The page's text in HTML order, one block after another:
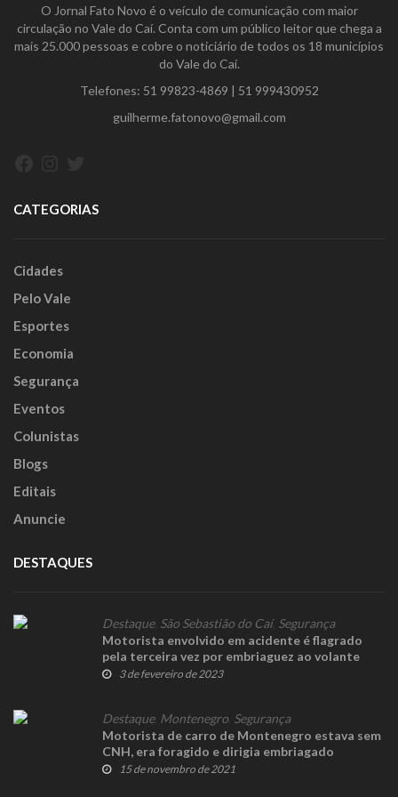
O Jornal Fato Novo é o veículo de comunicação com maior
circulação no Vale do Caí. Conta com um público leitor que chega a
mais 25.000 pessoas e cobre o noticiário de todos os 18 municípios
do Vale do Caí.
Telefones: 51 99823-4869 | 51 999430952
guilherme.fatonovo@gmail.com
CATEGORIAS
Cidades
Pelo Vale
Esportes
Economia
Segurança
Eventos
Colunistas
Blogs
Editais
Anuncie
DESTAQUES
Destaque, São Sebastião do Caí, Segurança
Motorista envolvido em acidente é flagrado
pela terceira vez por embriaguez ao volante
3 de fevereiro de 2023
Destaque, Montenegro Segurança
Motorista de carro de Montenegro estava sem
CNH, era foragido e dirigia embriagado
15 de novembro de 2021